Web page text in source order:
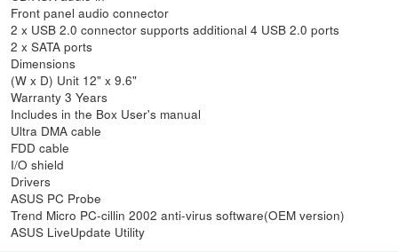
Front panel audio connector
2 x USB 2.0 connector supports additional 4 USB 2.0 ports
2 x SATA ports
Dimensions
(W x D) Unit 12" x 9.6"
Warranty 3 Years
Includes in the Box User's manual
Ultra DMA cable
FDD cable
I/O shield
Drivers
ASUS PC Probe
Trend Micro PC-cillin 2002 anti-virus software(OEM version)
ASUS LiveUpdate Utility